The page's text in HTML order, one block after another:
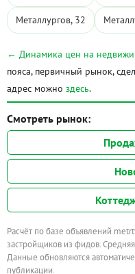
Металлургов, 32
← Динамика цен на
пояса, первичный рынок,
адрес можно здесь.
Смотреть рынок:
Расчёт по базе объявлений
застройщиков из фидов.
Данные обновляются
публикации.